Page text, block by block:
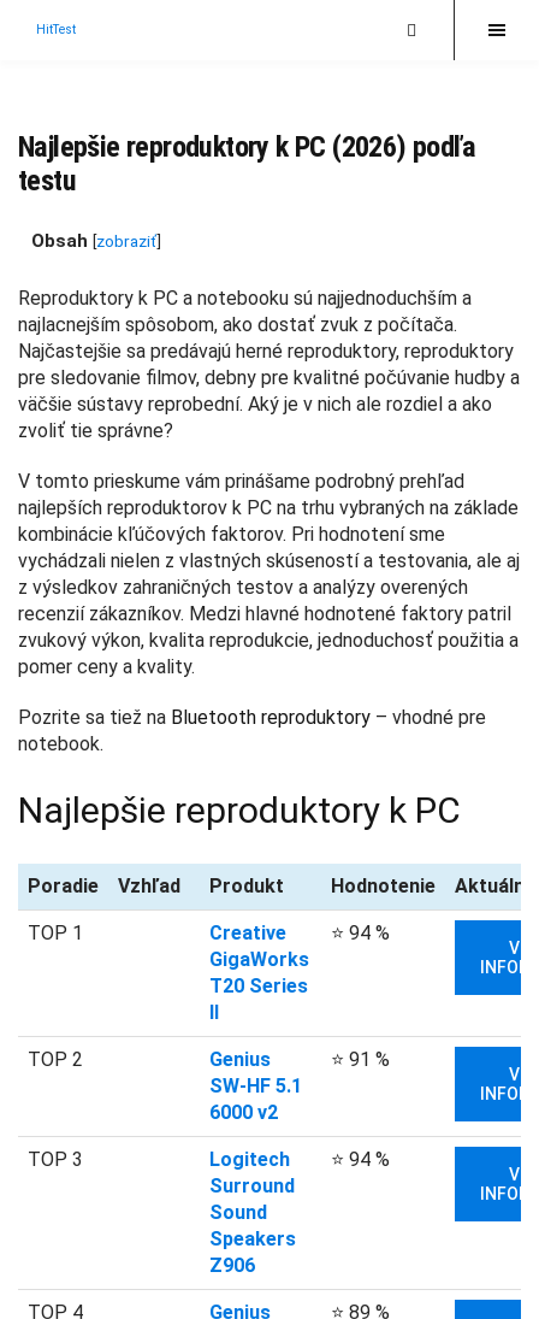
HitTest
Najlepšie reproduktory k PC (2026) podľa
testu
Obsah [zobraziť]
Reproduktory k PC a notebooku sú najjednoduchším a
najlacnejším spôsobom, ako dostať zvuk z počítača.
Najčastejšie sa predávajú herné reproduktory, reproduktory
pre sledovanie filmov, debny pre kvalitné počúvanie hudby a
väčšie sústavy reprobední. Aký je v nich ale rozdiel a ako
zvoliť tie správne?
V tomto prieskume vám prinášame podrobný prehľad
najlepších reproduktorov k PC na trhu vybraných na základe
kombinácie kľúčových faktorov. Pri hodnotení sme
vychádzali nielen z vlastných skúseností a testovania, ale aj
z výsledkov zahraničných testov a analýzy overených
recenzií zákazníkov. Medzi hlavné hodnotené faktory patril
zvukový výkon, kvalita reprodukcie, jednoduchosť použitia a
pomer ceny a kvality.
Pozrite sa tiež na Bluetooth reproduktory – vhodné pre
notebook.
Najlepšie reproduktory k PC
Poradie Vzhľad Produkt Hodnotenie Aktuálna
TOP 1
Creative
GigaWorks
T20 Series
⭐ 94 %
TOP 2
Genius
SW-HF 5.1
6000 v2
⭐ 91 %
TOP 3
Logitech
Surround
Sound
Speakers
Z906
⭐ 94 %
TOP 4
Genius
⭐ 89 %